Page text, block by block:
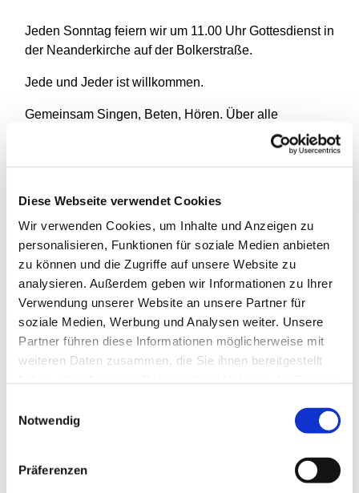
Diese Webseite verwendet Cookies
Wir verwenden Cookies, um Inhalte und Anzeigen zu
personalisieren, Funktionen für soziale Medien anbieten
zu können und die Zugriffe auf unsere Website zu
analysieren. Außerdem geben wir Informationen zu Ihrer
Verwendung unserer Website an unsere Partner für
soziale Medien, Werbung und Analysen weiter. Unsere
Partner führen diese Informationen möglicherweise mit
weiteren Daten zusammen, die Sie ihnen bereitgestellt
Notwendig
Präferenzen
Jeden Sonntag feiern wir um 11.00 Uhr Gottesdienst in
der Neanderkirche auf der Bolkerstraße.
Jede und Jeder ist willkommen.
Gemeinsam Singen, Beten, Hören. Über alle
Unterschiedlichkeiten hinweg. Miteinander. Mit Gott.